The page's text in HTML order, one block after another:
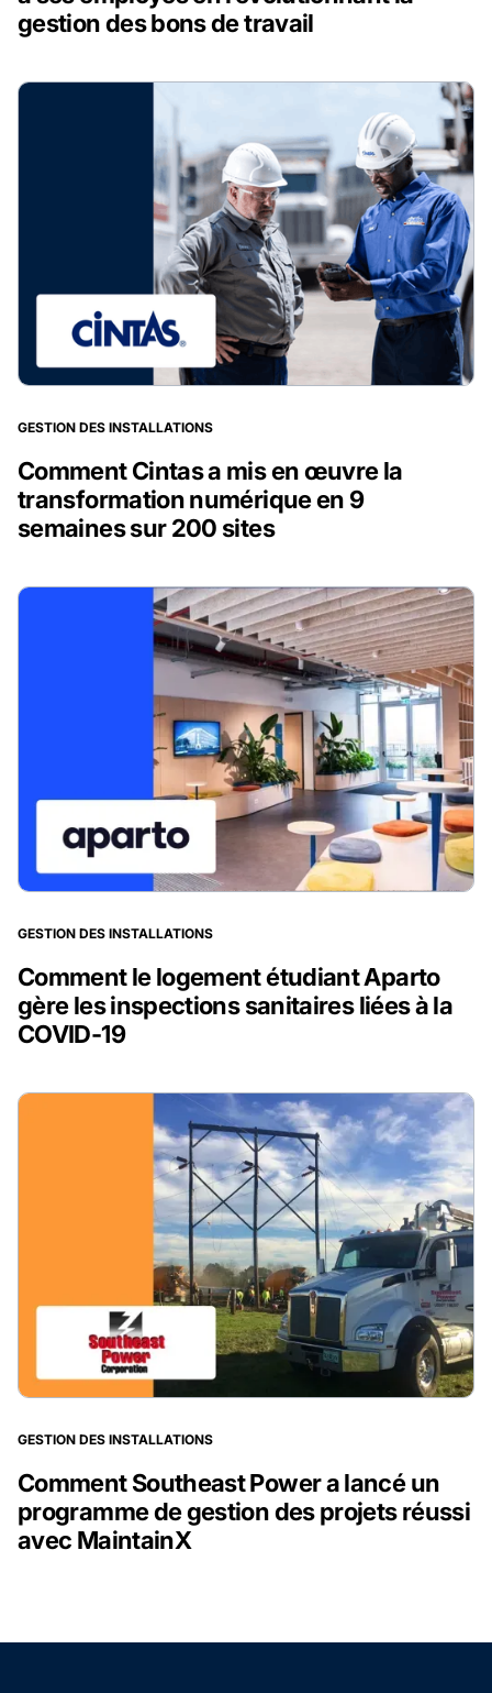
gestion des bons de travail
GESTION DES INSTALLATIONS
Comment Cintas a mis en œuvre la
transformation numérique en 9
semaines sur 200 sites
GESTION DES INSTALLATIONS
Comment le logement étudiant Aparto
gère les inspections sanitaires liées à la
COVID-19
GESTION DES INSTALLATIONS
Comment Southeast Power a lancé un
programme de gestion des projets réussi
avec MaintainX